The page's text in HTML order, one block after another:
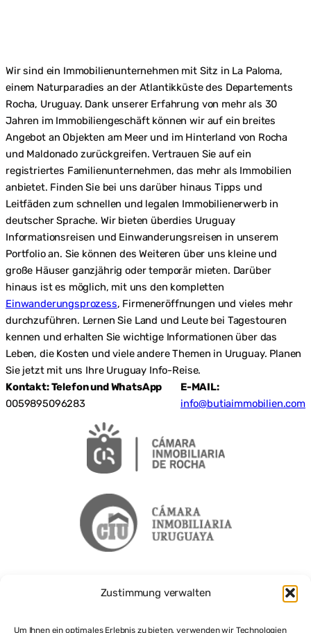
Zustimmung verwalten
Um Ihnen ein optimales Erlebnis zu bieten, verwenden wir Technologien
Wir sind ein Immobilienunternehmen mit Sitz in La Paloma,
einem Naturparadies an der Atlantikküste des Departements
Rocha, Uruguay. Dank unserer Erfahrung von mehr als 30
Jahren im Immobiliengeschäft können wir auf ein breites
Angebot an Objekten am Meer und im Hinterland von Rocha
und Maldonado zurückgreifen. Vertrauen Sie auf ein
registriertes Familienunternehmen, das mehr als Immobilien
anbietet. Finden Sie bei uns darüber hinaus Tipps und
Leitfäden zum schnellen und legalen Immobilienerwerb in
deutscher Sprache. Wir bieten überdies Uruguay
Informationsreisen und Einwanderungsreisen in unserem
Portfolio an. Sie können des Weiteren über uns kleine und
große Häuser ganzjährig oder temporär mieten. Darüber
hinaus ist es möglich, mit uns den kompletten
Einwanderungsprozess, Firmeneröffnungen und vieles mehr
durchzuführen. Lernen Sie Land und Leute bei Tagestouren
kennen und erhalten Sie wichtige Informationen über das
Leben, die Kosten und viele andere Themen in Uruguay. Planen
Sie jetzt mit uns Ihre Uruguay Info-Reise.
Kontakt: Telefon und WhatsApp
0059895096283
E-MAIL:
info@butiaimmobilien.com